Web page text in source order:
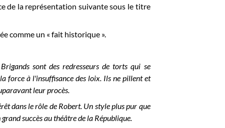
de la représentation suivante sous le titre
comme un « fait historique ».
sont des redresseurs de torts qui se
force à l'insuffisance des loix. Ils ne pillent et
leur procès.
dans le rôle de Robert. Un style plus pur que
succès au théâtre de la République.